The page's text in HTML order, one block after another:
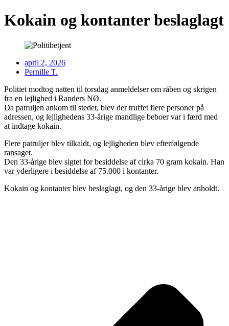
Kokain og kontanter beslaglagt
april 2, 2026
Pernille T.
Politiet modtog natten til torsdag anmeldelser om råben og skrigen
fra en lejlighed i Randers NØ.
Da patruljen ankom til stedet, blev der truffet flere personer på
adressen, og lejlighedens 33-årige mandlige beboer var i færd med
at indtage kokain.
Flere patruljer blev tilkaldt, og lejligheden blev efterfølgende
ransaget.
Den 33-årige blev sigtet for besiddelse af cirka 70 gram kokain. Han
var yderligere i besiddelse af 75.000 i kontanter.
Kokain og kontanter blev beslaglagt, og den 33-årige blev anholdt.